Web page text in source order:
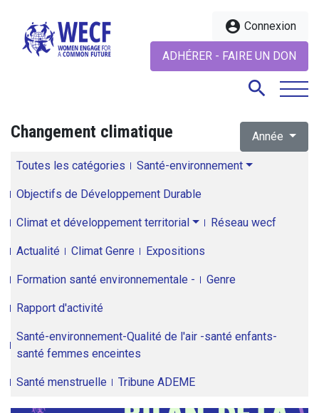
account_circle Connexion
ADHÉRER - FAIRE UN DON
search
Changement climatique Année
Toutes les catégories Santé-environnement
Objectifs de Développement Durable
Climat et développement territorial Réseau wecf
Actualité Climat Genre Expositions
Formation santé environnementale - Genre
Rapport d'activité
Santé-environnement-Qualité de l'air -santé enfants-
santé femmes enceintes
Santé menstruelle Tribune ADEME